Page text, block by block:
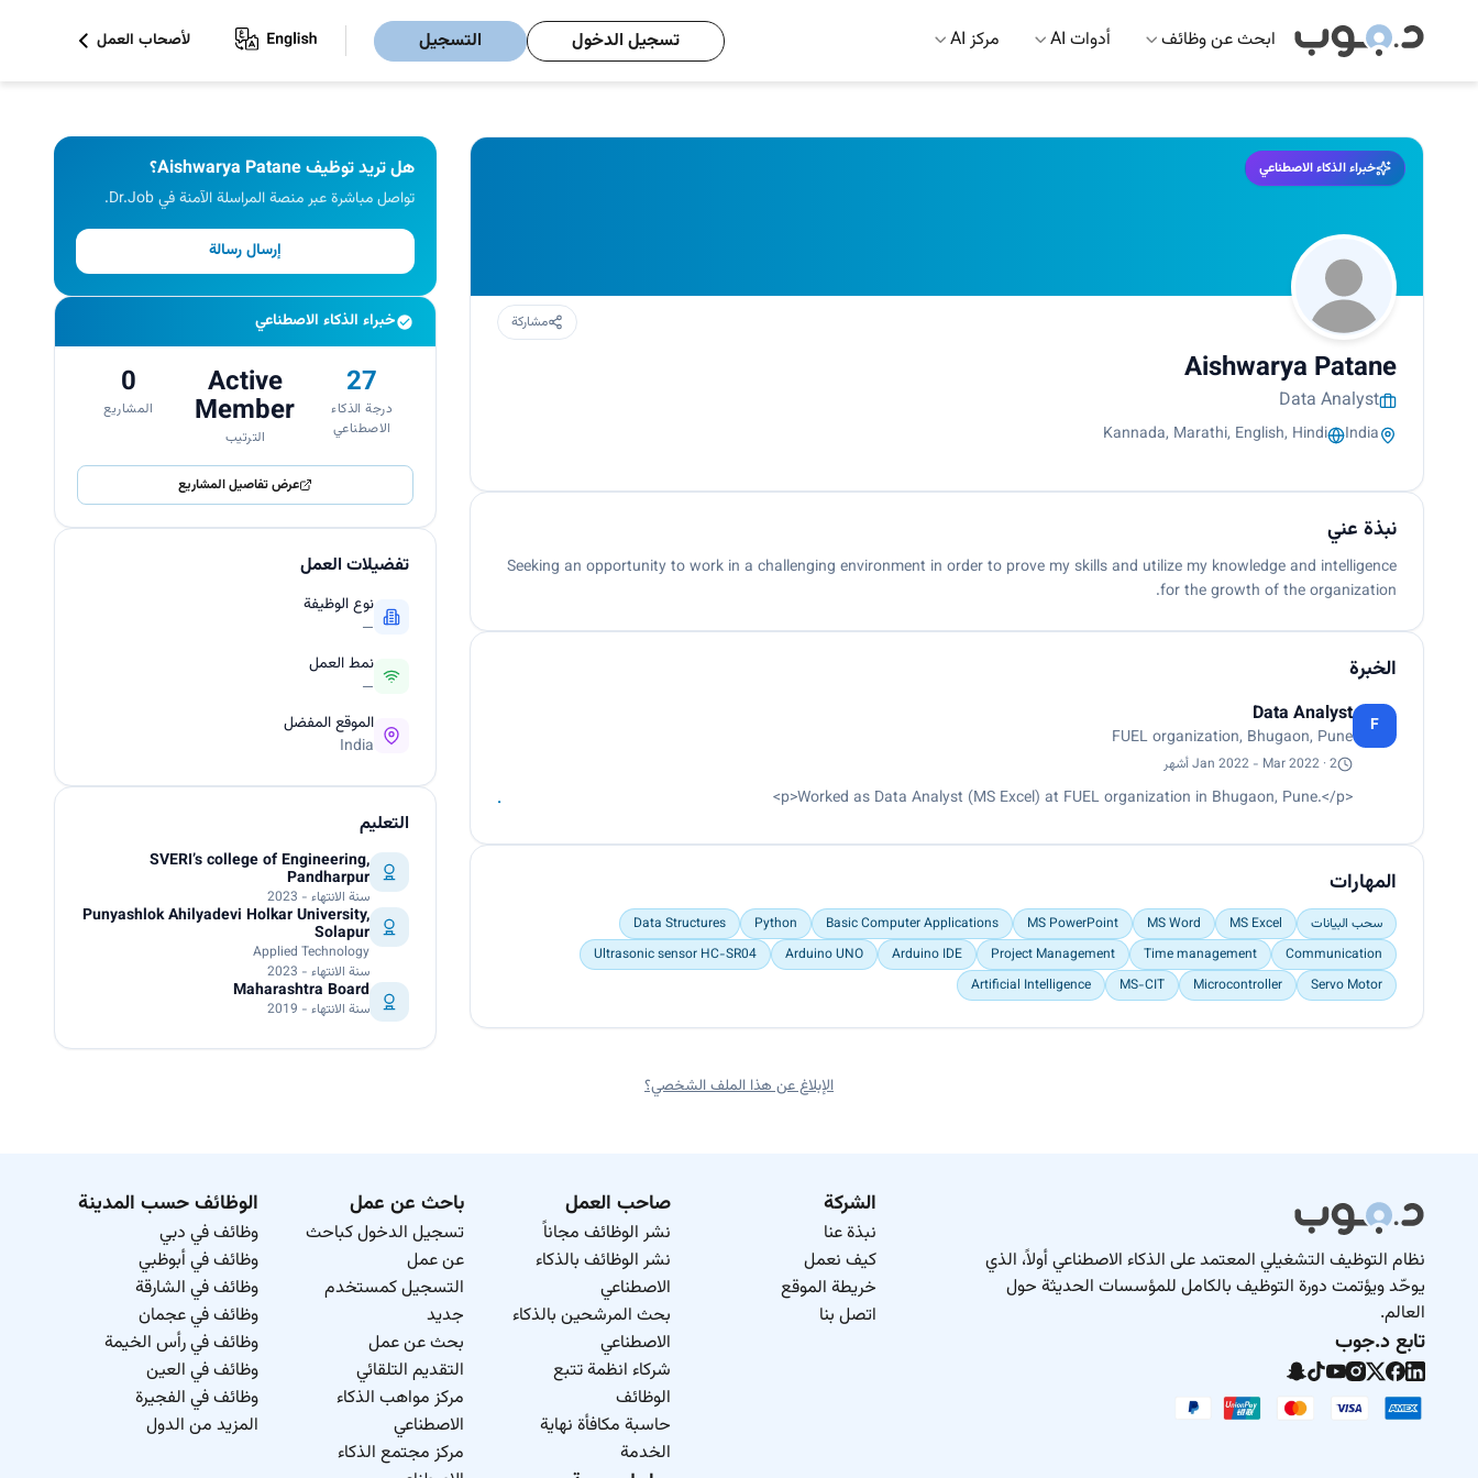
ابحث عن وظائف أدوات AI مركز AI تسجيل الدخول التسجيل لأصحاب العمل
خبراء الذكاء الاصطناعي
مشاركة
Aishwarya Patane
Data Analyst
India
Kannada, Marathi, English, Hindi
نبذة عني
Seeking an opportunity to work in a challenging environment in order to prove my skills and utilize my knowledge and intelligence
for the growth of the organization.
الخبرة
F
Data Analyst
FUEL organization, Bhugaon, Pune
Jan 2022 - Mar 2022 · 2 أشهر
<p>Worked as Data Analyst (MS Excel) at FUEL organization in Bhugaon, Pune.</p>
المهارات
سحب البيانات MS Excel
MS Word
MS PowerPoint
Basic Computer Applications
Python
Data Structures
Communication
Time management
Project Management
Arduino IDE
Arduino UNO
Ultrasonic sensor HC-SR04
Servo Motor
Microcontroller
MS-CIT
Artificial Intelligence
هل تريد توظيف Aishwarya Patane؟
تواصل مباشرة عبر منصة المراسلة الآمنة في Dr.Job.
إرسال رسالة
خبراء الذكاء الاصطناعي
27
درجة الذكاء
الاصطناعي
Active
Member
الترتيب
0
المشاريع
عرض تفاصيل المشاريع
تفضيلات العمل
نوع الوظيفة
—
نمط العمل
—
الموقع المفضل
India
التعليم
SVERI’s college of Engineering,
Pandharpur
سنة الانتهاء - 2023
Punyashlok Ahilyadevi Holkar University,
Solapur
Applied Technology
سنة الانتهاء - 2023
Maharashtra Board
سنة الانتهاء - 2019
الإبلاغ عن هذا الملف الشخصي؟
نظام التوظيف التشغيلي المعتمد على الذكاء الاصطناعي أولاً، الذي
يوحّد ويؤتمت دورة التوظيف بالكامل للمؤسسات الحديثة حول
العالم.
تابع د.جوب
الشركة
نبذة عنا
كيف نعمل
خريطة الموقع
اتصل بنا
صاحب العمل
نشر الوظائف مجاناً
نشر الوظائف بالذكاء
الاصطناعي
بحث المرشحين بالذكاء
الاصطناعي
شركاء انظمة تتبع
الوظائف
حاسبة مكافأة نهاية
الخدمة
باحث عن عمل
تسجيل الدخول كباحث
عن عمل
التسجيل كمستخدم
جديد
بحث عن عمل
التقديم التلقائي
مركز مواهب الذكاء
الاصطناعي
مركز مجتمع الذكاء
الوظائف حسب المدينة
وظائف في دبي
وظائف في أبوظبي
وظائف في الشارقة
وظائف في عجمان
وظائف في رأس الخيمة
وظائف في العين
وظائف في الفجيرة
المزيد من الدول